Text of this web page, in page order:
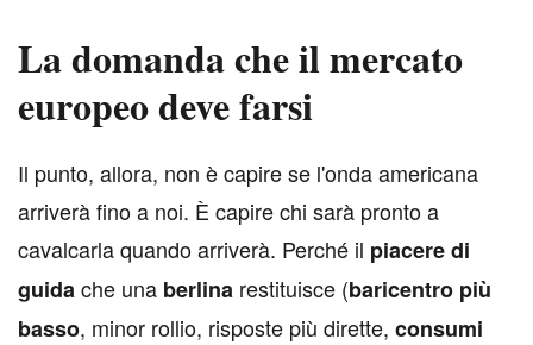
La domanda che il mercato
europeo deve farsi
Il punto, allora, non è capire se l'onda americana
arriverà fino a noi. È capire chi sarà pronto a
cavalcarla quando arriverà. Perché il piacere di
guidache una berlina restituisce (baricentro più
basso, minor rollio, risposte più dirette, consumi